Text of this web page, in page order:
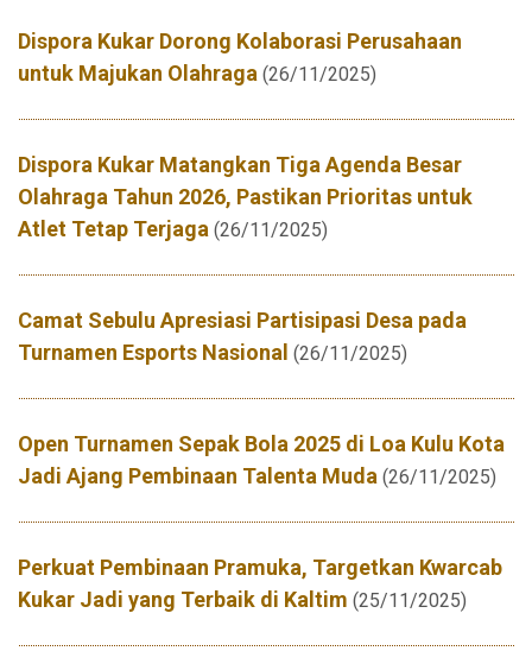
Dispora Kukar Dorong Kolaborasi Perusahaan
untuk Majukan Olahraga (26/11/2025)
Dispora Kukar Matangkan Tiga Agenda Besar
Olahraga Tahun 2026, Pastikan Prioritas untuk
Atlet Tetap Terjaga (26/11/2025)
Camat Sebulu Apresiasi Partisipasi Desa pada
Turnamen Esports Nasional (26/11/2025)
Open Turnamen Sepak Bola 2025 di Loa Kulu Kota
Jadi Ajang Pembinaan Talenta Muda (26/11/2025)
Perkuat Pembinaan Pramuka, Targetkan Kwarcab
Kukar Jadi yang Terbaik di Kaltim (25/11/2025)